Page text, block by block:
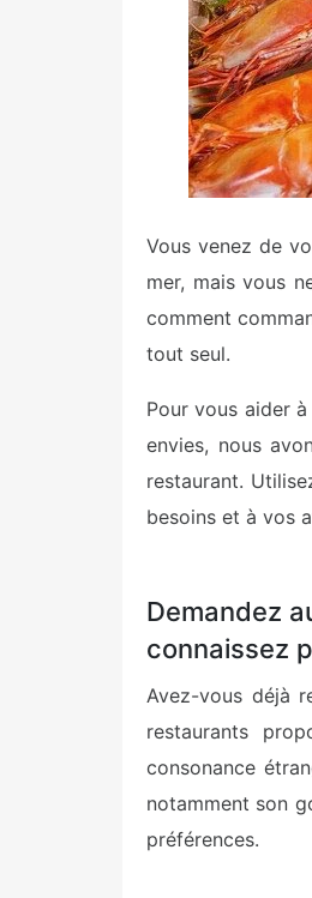
Vous venez de
mer, mais vous
comment
tout seul.
Pour vous aider
envies, nous
restaurant.
besoins et à vos
Demandez
connaissez
Avez-vous déjà
restaurants
consonance
notamment son
préférences.